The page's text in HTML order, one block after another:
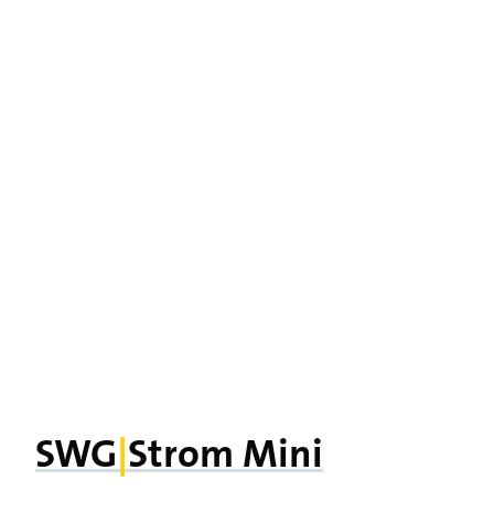
SWG|­Strom Mini